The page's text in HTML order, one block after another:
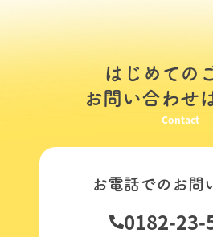
はじめての
お問い合わせ
Contact
お電話でのお問
0182-23-